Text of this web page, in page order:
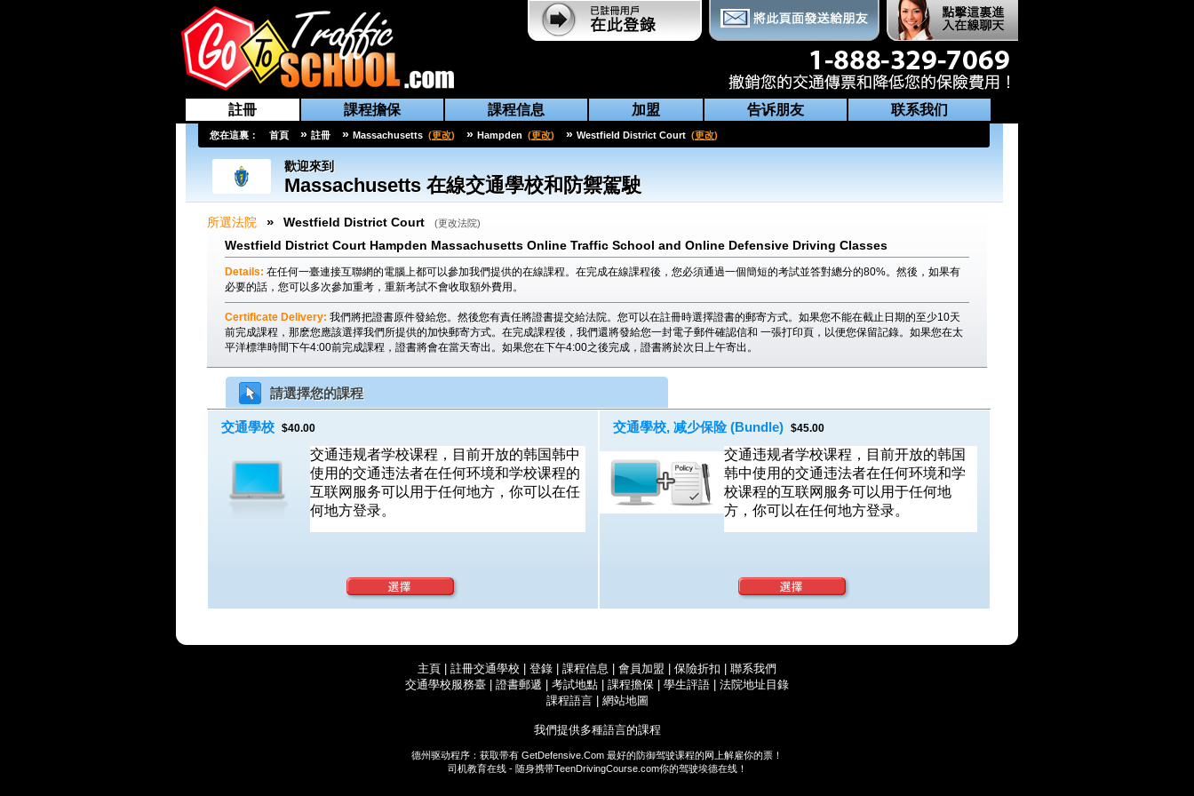
註冊 課程擔保 課程信息 加盟 告诉朋友 联系我们
您在這裏： 首頁 » 註冊 » Massachusetts (更改) » Hampden (更改) » Westfield District Court (更改)
歡迎來到
Massachusetts在線交通學校和防禦駕駛
所選法院 » Westfield District Court (更改法院)
Westfield District Court Hampden Massachusetts Online Traffic School and Online Defensive Driving Classes
Details: 在任何一臺連接互聯網的電腦上都可以參加我們提供的在線課程。在完成在線課程後，您必須通過一個簡短的考試並答對總分的80%。然後，如果有
必要的話，您可以多次參加重考，重新考試不會收取額外費用。
Certificate Delivery: 我們將把證書原件發給您。然後您有責任將證書提交給法院。您可以在註冊時選擇證書的郵寄方式。如果您不能在截止日期的至少10天
前完成課程，那麽您應該選擇我們所提供的加快郵寄方式。在完成課程後，我們還將發給您一封電子郵件確認信和 一張打印頁，以便您保留記錄。如果您在太
平洋標準時間下午4:00前完成課程，證書將會在當天寄出。如果您在下午4:00之後完成，證書將於次日上午寄出。
請選擇您的課程
交通學校 $40.00
交通违规者学校课程，目前开放的韩国韩中
使用的交通违法者在任何环境和学校课程的
互联网服务可以用于任何地方，你可以在任
何地方登录。
交通學校, 减少保险 (Bundle) $45.00
交通违规者学校课程，目前开放的韩国
韩中使用的交通违法者在任何环境和学
校课程的互联网服务可以用于任何地
方，你可以在任何地方登录。
主頁 註冊交通學校 登錄 課程信息 會員加盟 保險折扣
聯系我們
交通學校服務臺
證書郵遞 考試地點 課程擔保 學生評語
法院地址目錄
課程語言| 網站地圖
我們提供多種語言的課程
德州驱动程序：获取带有 GetDefensive.Com 最好的防御驾驶课程的网上解雇你的票！
司机教育在线 - 随身携带TeenDrivingCourse.com你的驾驶埃德在线！